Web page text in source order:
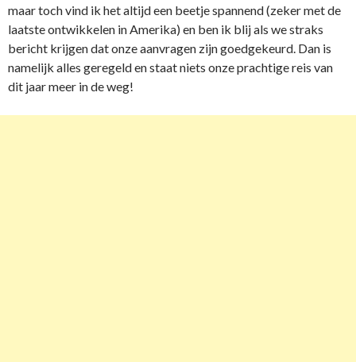
maar toch vind ik het altijd een beetje spannend (zeker met de
laatste ontwikkelen in Amerika) en ben ik blij als we straks
bericht krijgen dat onze aanvragen zijn goedgekeurd. Dan is
namelijk alles geregeld en staat niets onze prachtige reis van
dit jaar meer in de weg!